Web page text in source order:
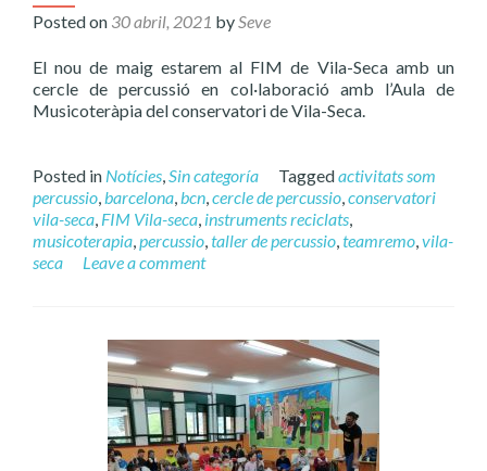
Posted on 30 abril, 2021 bySeve
El nou de maig estarem al FIM de Vila-Seca amb un
cercle de percussió en col·laboració amb l’Aula de
Musicoteràpia del conservatori de Vila-Seca.
Posted in Notícies,Sin categoría Taggedactivitats som
percussio,barcelona,bcn,cercle de percussio,conservatori
vila-seca, FIM Vila-seca, instruments reciclats,
musicoterapia,percussio,taller de percussio,teamremo,vila-
seca
Leave a comment